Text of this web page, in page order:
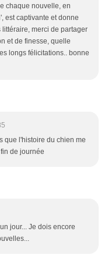
chaque nouvelle, en
est captivante et donne
merci de partager
et de finesse, quelle
longs félicitations.. bonne
que l'histoire du chien me
de journée
jour... Je dois encore